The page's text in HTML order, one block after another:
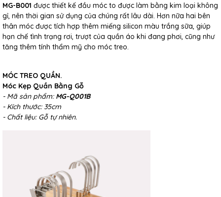
MG-B001 được thiết kế đầu móc to được làm bằng kim loại không
gỉ, nên thời gian sử dụng của chúng rất lâu dài. Hơn nữa hai bên
thân móc được tích hợp thêm miếng silicon màu trắng sữa, giúp
hạn chế tình trạng rơi, trượt của quần áo khi đang phơi, cũng như
tăng thêm tính thẩm mỹ cho móc treo.
MÓC TREO QUẦN.
Móc Kẹp Quần Bằng Gỗ
- Mã sản phẩm: MG-Q001B
- Kích thước: 35cm
- Chất liệu: Gỗ tự nhiên.